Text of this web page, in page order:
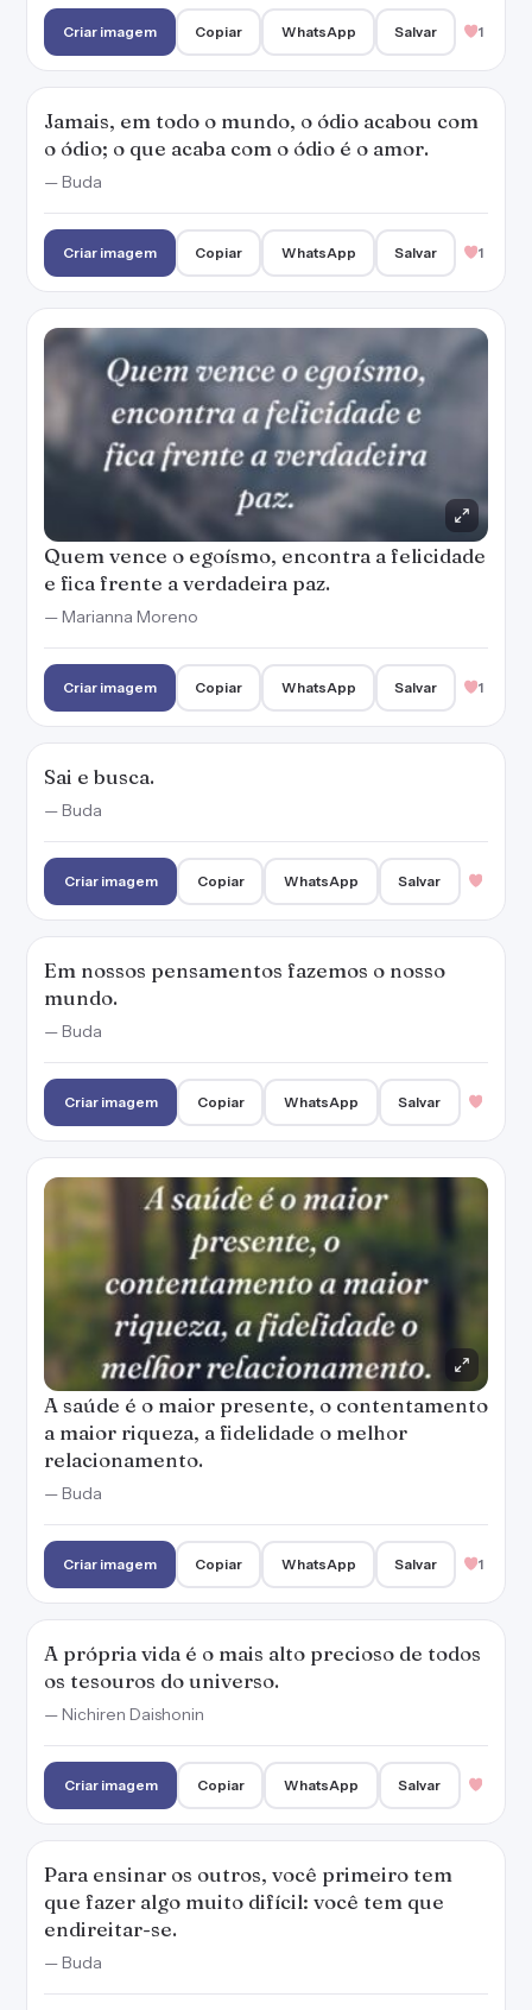
Criar imagem Copiar WhatsApp Salvar 1
Jamais, em todo o mundo, o ódio acabou com
o ódio; o que acaba com o ódio é o amor.
— Buda
Criar imagem Copiar WhatsApp Salvar 1
Quem vence o egoísmo, encontra a felicidade
e fica frente a verdadeira paz.
— Marianna Moreno
Criar imagem Copiar WhatsApp Salvar 1
Sai e busca.
— Buda
Criar imagem Copiar WhatsApp Salvar
Em nossos pensamentos fazemos o nosso
mundo.
— Buda
Criar imagem Copiar WhatsApp Salvar
A saúde é o maior presente, o contentamento
a maior riqueza, a fidelidade o melhor
relacionamento.
— Buda
Criar imagem Copiar WhatsApp Salvar 1
A própria vida é o mais alto precioso de todos
os tesouros do universo.
— Nichiren Daishonin
Criar imagem Copiar WhatsApp Salvar
Para ensinar os outros, você primeiro tem
que fazer algo muito difícil: você tem que
endireitar-se.
— Buda